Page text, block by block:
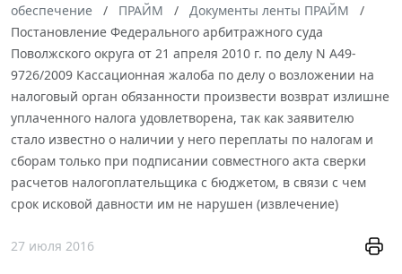
обеспечение
ПРАЙМ
Документы ленты ПРАЙМ
Постановление Федерального арбитражного суда
Поволжского округа от 21 апреля 2010 г. по делу N А49-
9726/2009 Кассационная жалоба по делу о возложении на
налоговый орган обязанности произвести возврат излишне
уплаченного налога удовлетворена, так как заявителю
стало известно о наличии у него переплаты по налогам и
сборам только при подписании совместного акта сверки
расчетов налогоплательщика с бюджетом, в связи с чем
срок исковой давности им не нарушен (извлечение)
27 июля 2016